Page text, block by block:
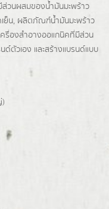
วนผสมของน้ำมันมะพร้าว
เย็น, ผลิตภัณฑ์น้ำมันมะพร้าว
ครื่องสำอางออแกนิคที่มีส่วน
ตัวเอง และสร้างแบรนด์แบบ